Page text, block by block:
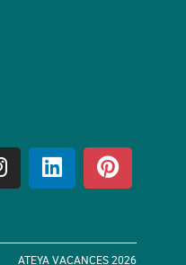
ATEYA VACANCES 2026